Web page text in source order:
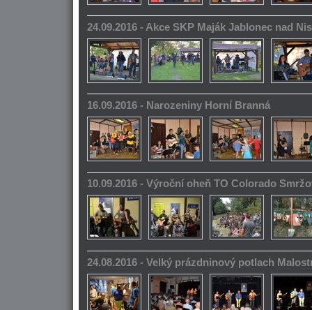
24.09.2016 - Akce SKP Maják Jablonec nad
16.09.2016 - Narozeniny Horní Branná
10.09.2016 - Výroční oheň TO Colorado
24.08.2016 - Velký prázdninový potlach